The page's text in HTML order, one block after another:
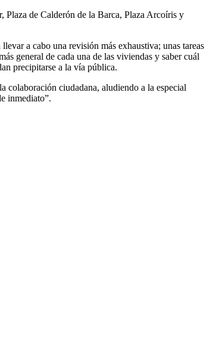
Plaza de Calderón de la Barca, Plaza Arcoíris y
a cabo una revisión más exhaustiva; unas tareas
general de cada una de las viviendas y saber cuál
precipitarse a la vía pública.
colaboración ciudadana, aludiendo a la especial
inmediato”.